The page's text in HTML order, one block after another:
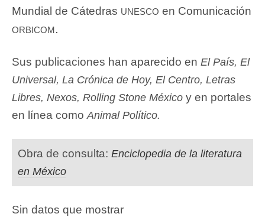
Mundial de Cátedras unesco en Comunicación
orbicom.
Sus publicaciones han aparecido en El País, El
Universal, La Crónica de Hoy, El Centro, Letras
Libres, Nexos, Rolling Stone México y en portales
en línea comoAnimal Político.
Obra de consulta: Enciclopedia de la literatura
en México
Sin datos que mostrar